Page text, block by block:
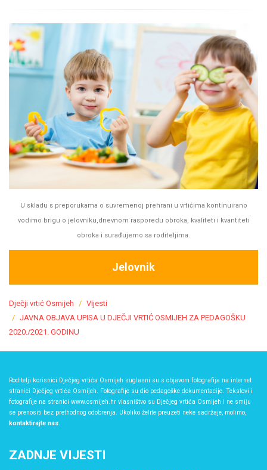
U skladu s preporukama o suvremenoj prehrani u vrtićima kontinuirano
vodimo brigu o jelovniku,dnevnom rasporedu obroka, kvaliteti i kvantiteti
obroka i surađujemo sa roditeljima.
Jelovnik
Dječji vrtić Osmijeh
Vijesti
JAVNA OBJAVA UPISA U DJEČJI VRTIĆ OSMIJEH ZA PEDAGOŠKU
2020./2021. GODINU
Roditelji korisnici Dječjeg vrtića Osmijeh suglasni su s objavom fotografija na internet
stranici Dječjeg vrtića Osmijeh. Fotografije su dio pedagoške dokumentacije. Tekstovi i
fotografije na stranici www.osmijeh.hr vlasništvo su Dječjeg vrtića Osmijeh i ne smiju
se prenositi bez prethodnog odobrenja. Ukoliko želite preuzeti neke sadržaje, molimo,
kontaktirajte nas.
ZADNJE VIJESTI